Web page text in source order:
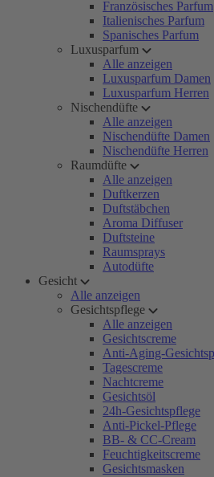
Französisches Parfum
Italienisches Parfum
Spanisches Parfum
Luxusparfum
Alle anzeigen
Luxusparfum Damen
Luxusparfum Herren
Nischendüfte
Alle anzeigen
Nischendüfte Damen
Nischendüfte Herren
Raumdüfte
Alle anzeigen
Duftkerzen
Duftstäbchen
Aroma Diffuser
Duftsteine
Raumsprays
Autodüfte
Gesicht
Alle anzeigen
Gesichtspflege
Alle anzeigen
Gesichtscreme
Anti-Aging-
Tagescreme
Nachtcreme
Gesichtsöl
24h-Gesichtspflege
Anti-Pickel-Pflege
BB- & CC-Cream
Feuchtigkeitscreme
Gesichtsmasken